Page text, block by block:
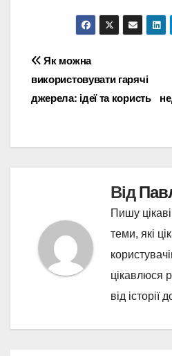
Навігація
записів
Як можна
використовувати гарячі
джерела: ідеї та користь
Від
Пишу цікаві
теми, які
цікавлюся
від історії